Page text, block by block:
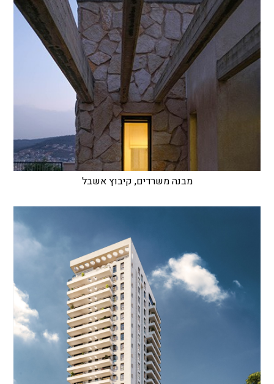
מבנה משרדים, קיבוץ אשבל